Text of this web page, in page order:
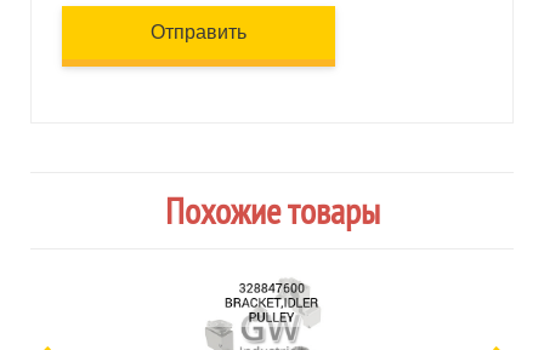
Отправить
Похожие товары